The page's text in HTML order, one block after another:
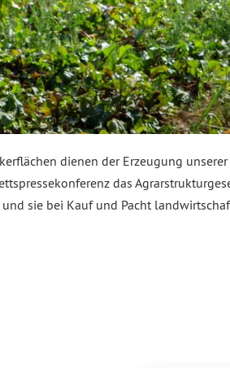
dienen der Erzeugung
das
sie bei Kauf und Pacht